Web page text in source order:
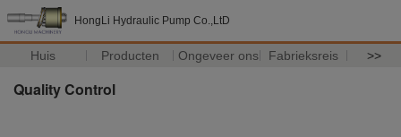
HongLi Hydraulic Pump Co.,LtD
Huis Producten Ongeveer ons Fabrieksreis >>
Quality Control